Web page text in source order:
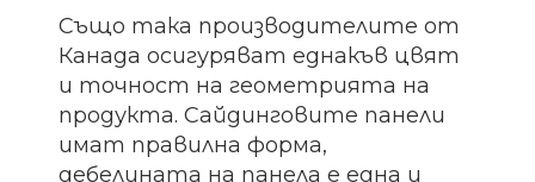
Също така производителите от
Канада осигуряват еднакъв цвят
и точност на геометрията на
продукта. Сайдинговите панели
имат правилна форма,
дебелината на панела е една и